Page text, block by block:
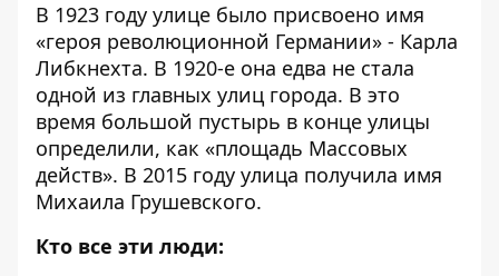
В 1923 году улице было присвоено имя
«героя революционной Германии» - Карла
Либкнехта. В 1920-е она едва не стала
одной из главных улиц города. В это
время большой пустырь в конце улицы
определили, как «площадь Массовых
действ». В 2015 году улица получила имя
Михаила Грушевского.
Кто все эти люди: